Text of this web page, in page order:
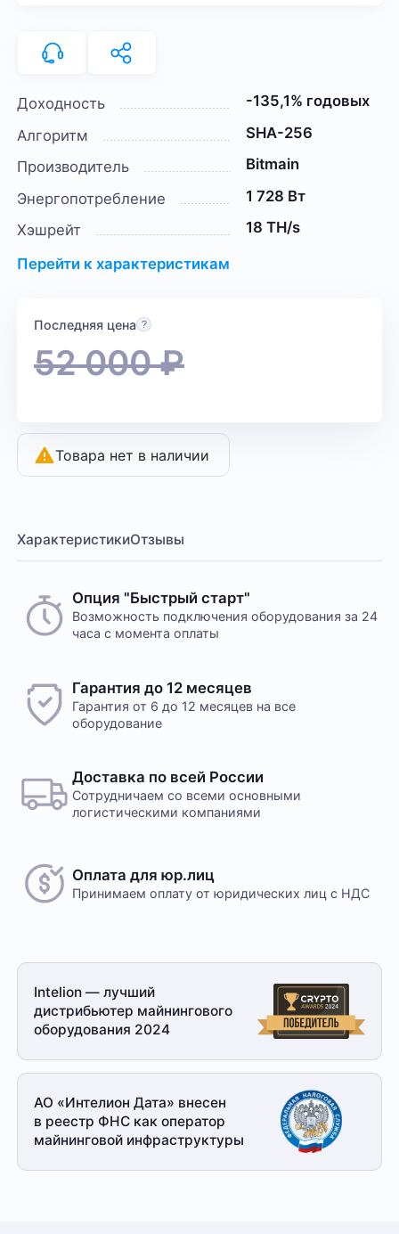
Доходность
-135,1% годовых
Алгоритм
SHA-256
Производитель
Bitmain
Энергопотребление
1 728 Вт
Хэшрейт
18 TH/s
Перейти к характеристикам
Последняя цена
52 000₽
Товара нет в наличии
ХарактеристикиОтзывы
Опция "Быстрый старт"
Возможность подключения оборудования за 24
часа с момента оплаты
Гарантия до 12 месяцев
Гарантия от 6 до 12 месяцев на все
оборудование
Доставка по всей России
Сотрудничаем со всеми основными
логистическими компаниями
Оплата для юр.лиц
Принимаем оплату от юридических лиц с НДС
Intelion — лучший
дистрибьютер майнингового
оборудования 2024
АО «Интелион Дата» внесен
в реестр ФНС как оператор
майнинговой инфраструктуры